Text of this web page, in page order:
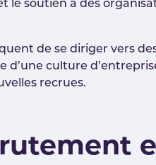
le soutien à des
de se diriger vers
d’une culture
recrues.